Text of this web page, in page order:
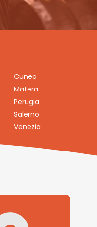
Cuneo
Matera
Perugia
Salerno
Venezia